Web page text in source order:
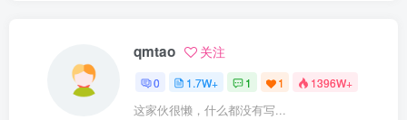
qmtao 关注
0 1.7W+ 1 1 1396W+
这家伙很懒，什么都没有写...